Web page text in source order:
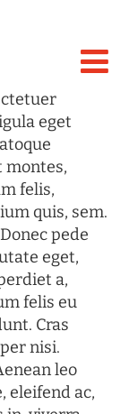
eget
montes,
felis,
quis, sem.
pede
eget,
a,
felis eu
Cras
nisi.
leo
eleifend ac,